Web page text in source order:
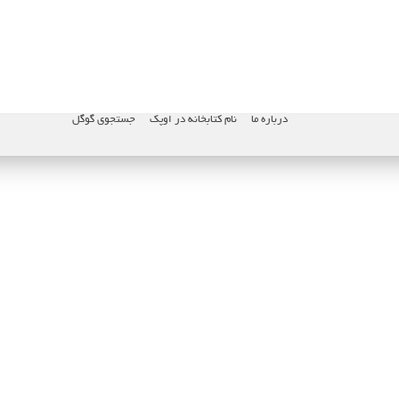
درباره ما نام کتابخانه در اوپک جستجوی گوگل